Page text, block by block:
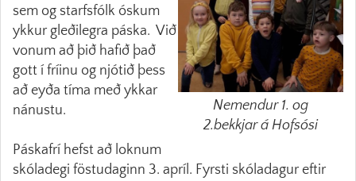
Nemendur 1. og
2.bekkjar á Hofsósi
sem og starfsfólk óskum
ykkur gleðilegra páska. Við
vonum að þið hafið það
gott í fríinu og njótið þess
að eyða tíma með ykkar
nánustu.
Páskafrí hefst að loknum
skóladegi föstudaginn 3. apríl. Fyrsti skóladagur eftir